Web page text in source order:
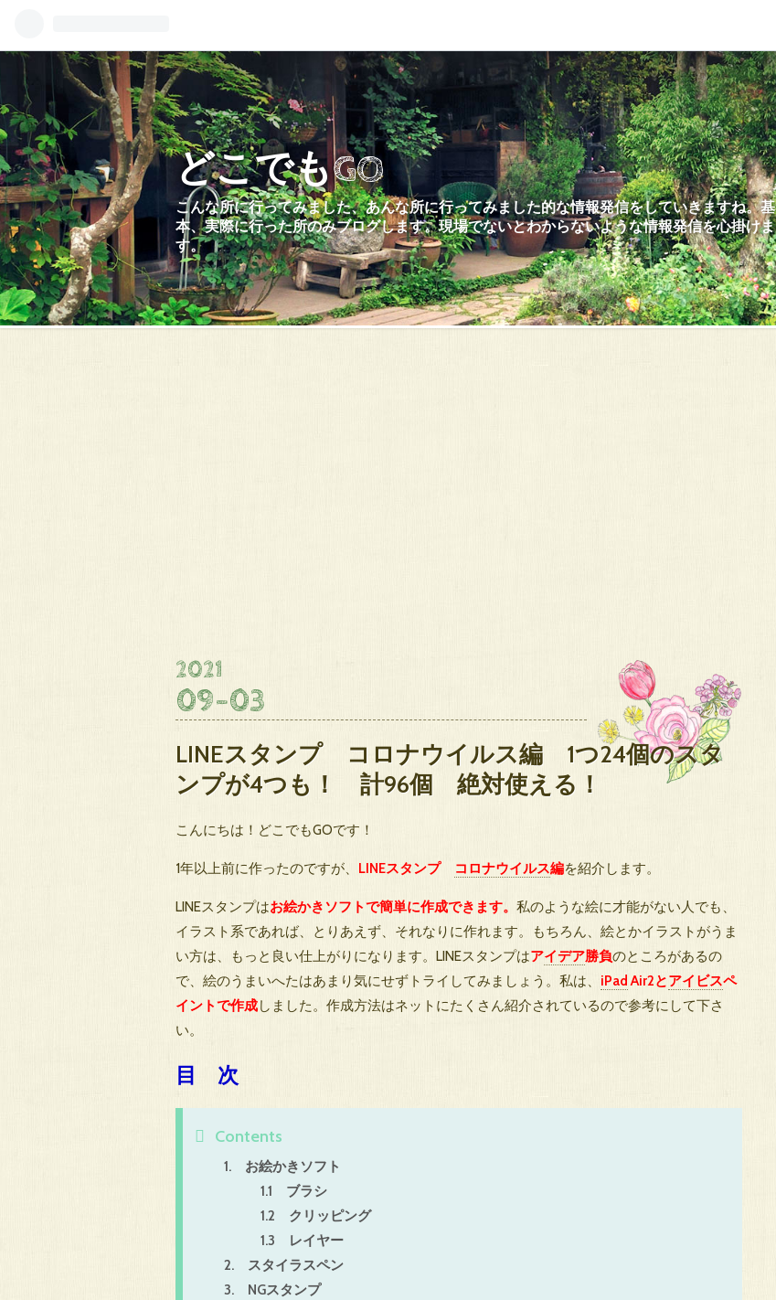
どこでもGO
こんな所に行ってみました、あんな所に行ってみました的な情報発信をしていきますね。基
本、実際に行った所のみブログします。現場でないとわからないような情報発信を心掛けま
す。
2021
09-03
LINEスタンプ コロナウイルス編 1つ24個のスタ
ンプが4つも！ 計96個 絶対使える！
こんにちは！どこでもGOです！
1年以上前に作ったのですが、 LINEスタンプ コロナウイルス編を紹介します。
LINEスタンプはお絵かきソフトで簡単に作成できます。 私のような絵に才能がない人でも、
イラスト系であれば、とりあえず、それなりに作れます。もちろん、絵とかイラストがうま
い方は、もっと良い仕上がりになります。LINEスタンプはアイデア勝負のところがあるの
で、絵のうまいへたはあまり気にせずトライしてみましょう。私は、 iPad Air2とアイビスペ
イントで作成しました。作成方法はネットにたくさん紹介されているので参考にして下さ
い。
目 次
1. お絵かきソフト
1.1 ブラシ
1.2 クリッピング
1.3 レイヤー
2. スタイラスペン
3. NGスタンプ